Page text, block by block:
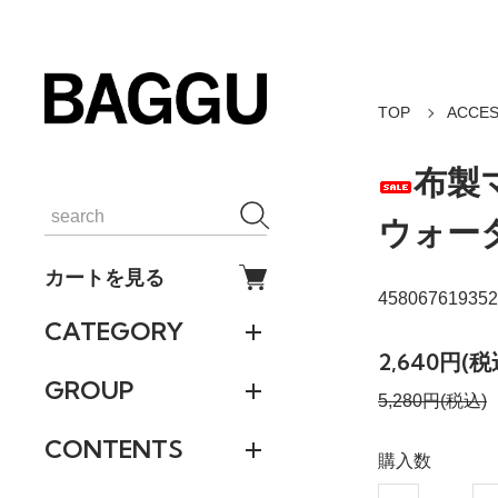
カートを見る
CATEGORY
GROUP
CONTENTS
TOP
布製
ウォー
2,640円(税
5,280円(税込)
購入数